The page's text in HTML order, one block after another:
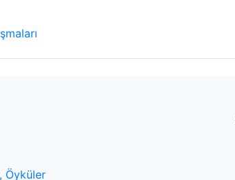
Öyküler